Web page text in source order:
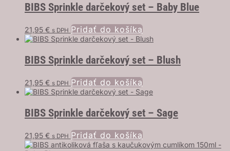
BIBS Sprinkle darčekový set – Baby Blue
21,95 € s DPH Pridať do košíka
BIBS Sprinkle darčekový set – Blush
21,95 € s DPH Pridať do košíka
BIBS Sprinkle darčekový set – Sage
21,95 € s DPH Pridať do košíka